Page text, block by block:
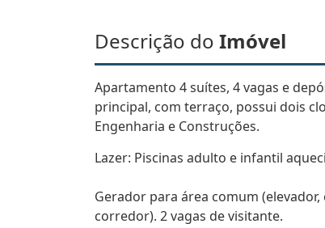
Descrição do Imóvel
Apartamento 4 suítes, 4 vagas e
principal, com terraço, possui dois
Engenharia e Construções.
Lazer: Piscinas adulto e infantil
Gerador para área comum
corredor). 2 vagas de visitante.